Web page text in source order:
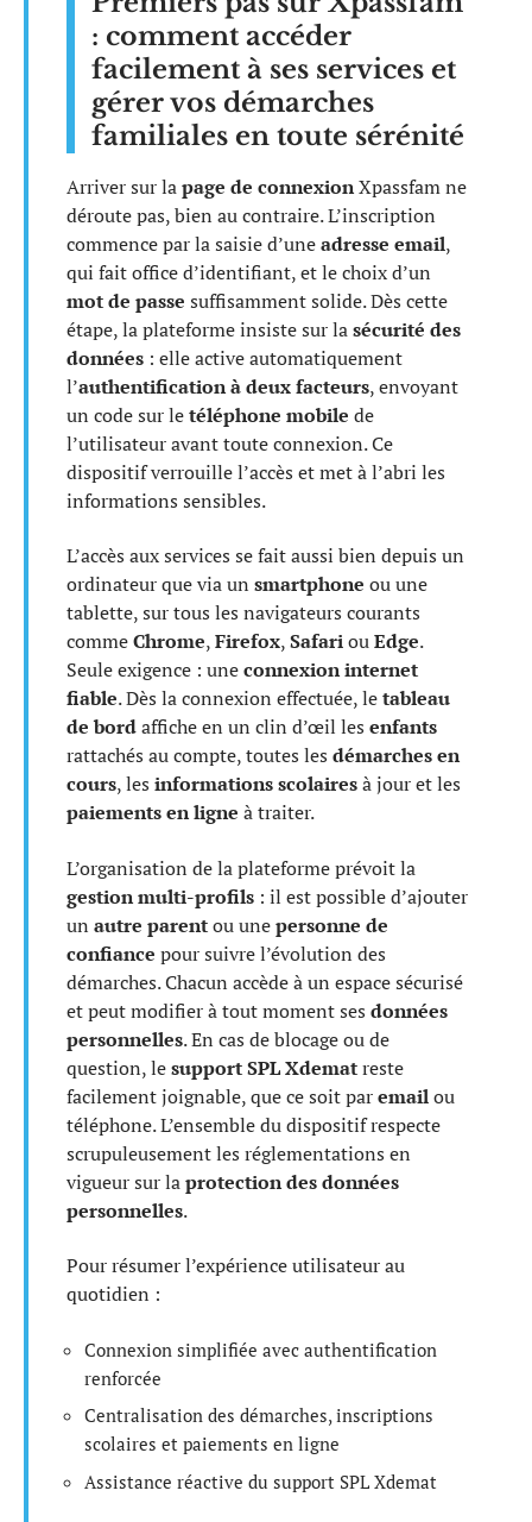
: comment accéder
facilement à ses services et
gérer vos démarches
familiales en toute sérénité
Arriver sur lapage de connexionXpassfam ne
déroute pas, bien au contraire. L’inscription
commence par la saisie d’uneadresse email,
qui fait office d’identifiant, et le choix d’un
mot de passe suffisamment solide. Dès cette
étape, la plateforme insiste sur lasécurité des
données : elle active automatiquement
l’authentification à deux facteurs, envoyant
un code sur letéléphone mobile de
l’utilisateur avant toute connexion. Ce
dispositif verrouille l’accès et met à l’abri les
informations sensibles.
L’accès aux services se fait aussi bien depuis un
ordinateur que via un smartphone ou une
tablette, sur tous les navigateurs courants
commeChrome,Firefox,SafariouEdge.
Seule exigence : uneconnexion internet
fiable. Dès la connexion effectuée, letableau
de bordaffiche en un clin d’œil les enfants
rattachés au compte, toutes les démarches en
cours, les informations scolairesà jour et les
paiements en ligne à traiter.
L’organisation de la plateforme prévoit la
gestion multi-profils : il est possible d’ajouter
un autre parentou unepersonne de
confiance pour suivre l’évolution des
démarches. Chacun accède à un espace sécurisé
et peut modifier à tout moment ses données
personnelles. En cas de blocage ou de
question, lesupport SPL Xdematreste
facilement joignable, que ce soit paremailou
téléphone. L’ensemble du dispositif respecte
scrupuleusement les réglementations en
vigueur sur laprotection des données
personnelles.
Pour résumer l’expérience utilisateur au
quotidien :
Connexion simplifiée avec authentification
renforcée
Centralisation des démarches, inscriptions
scolaires et paiements en ligne
Assistance réactive du support SPL Xdemat